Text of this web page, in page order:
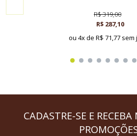
R$ 319,00
R$ 287,10
ou 4x de R$ 71,77 sem
CADASTRE-SE E